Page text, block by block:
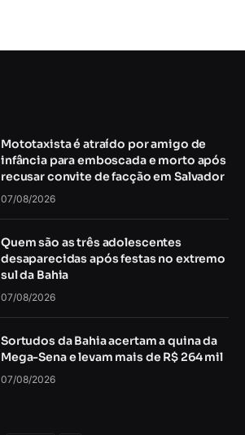
Mototaxista é atraído por amigo de
infância para emboscada e morto após
recusar convite de facção em Salvador
07/08/2026
Quem são as três adolescentes
desaparecidas após festas no extremo
sul da Bahia
07/08/2026
Sortudos da Bahia acertam a quina da
Mega-Sena e levam mais de R$ 264 mil
07/08/2026